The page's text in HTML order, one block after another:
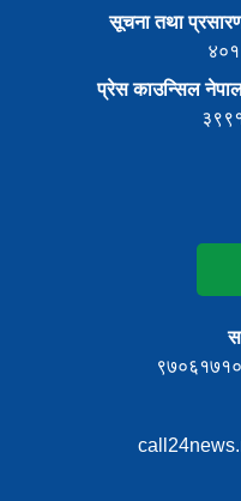
सूचना तथा प्रसारण
प्रेस काउन्सिल